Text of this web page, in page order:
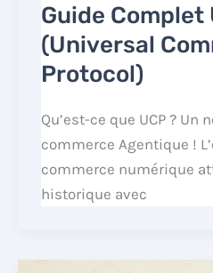
Guide Complet
(Universal
Protocol)
Qu’est-ce que UCP ? Un
commerce Agentique !
commerce numérique
historique avec